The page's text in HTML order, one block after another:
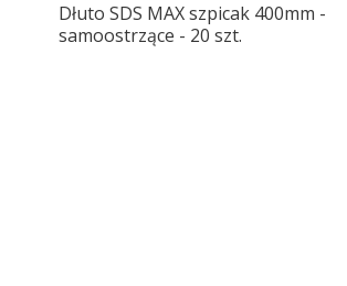
Dłuto SDS MAX szpicak 400mm -
samoostrzące - 20 szt.